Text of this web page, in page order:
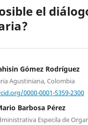
el
Gómez Rodríguez
Agustiniana, Colombia
0000-0001-5359-2300
Barbosa Pérez
Especila de